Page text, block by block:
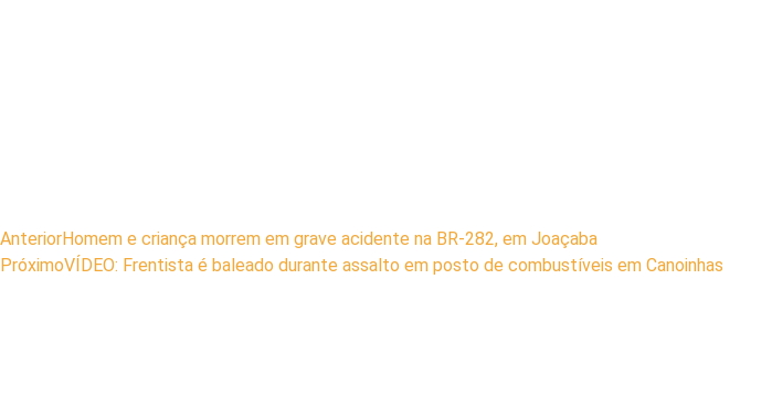
AnteriorHomem e criança morrem em grave acidente na BR-282, em Joaçaba
PróximoVÍDEO: Frentista é baleado durante assalto em posto de combustíveis em Canoinhas